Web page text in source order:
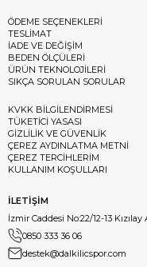
ÖDEME SEÇENEKLERİ
TESLİMAT
İADE VE DEĞİŞİM
BEDEN ÖLÇÜLERİ
ÜRÜN TEKNOLOJİLERİ
SIKÇA SORULAN SORULAR
KVKK BİLGİLENDİRMESİ
TÜKETİCİ YASASI
GİZLİLİK VE GÜVENLİK
ÇEREZ AYDINLATMA METNİ
ÇEREZ TERCİHLERİM
KULLANIM KOŞULLARI
İLETİŞİM
İzmir Caddesi No:22/12-13
0850 333 36 06
destek@dalkilicspor.com